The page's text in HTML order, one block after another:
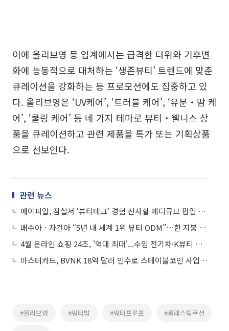
이에 올리브영 등 업계에서는 급격한 더위와 기후변
화에 능동적으로 대처하는 ‘생존뷰티’ 트렌드에 맞춘
큐레이션을 강화하는 등 프로모션에도 집중하고 있
다. 올리브영은 ‘UV케어’, ‘트러블 케어’, ‘유분‧땀 케
어’, ‘쿨링 케어’ 등 네 가지 테마로 뷰티‧웰니스 상
품을 큐레이션하고 관련 제품을 특가 또는 기획상품
으로 선보인다.
관련 뉴스
에이피알, 잠실서 ‘뷰티테크’ 경험 선사할 메디큐브 팝업 연다
배수아ㆍ차건아 “5년 내 세계 1위 뷰티 ODM”⋯한 지붕 두 대표 의기투합
4월 온라인 쇼핑 24조, '역대 최대'...수입 전기차·K뷰티 영향
마스터카드, BVNK 18억 달러 인수로 스테이블코인 사업 본격 확장
#올리브영 #워터밤 #워터프루프 #롱래스팅쿠션